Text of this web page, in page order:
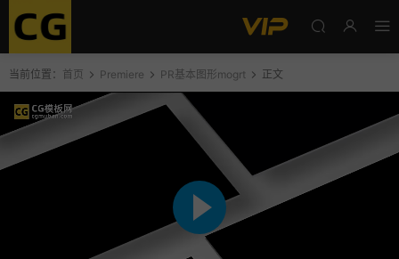
当前位置： 首页 Premiere PR基本图形mogrt 正文